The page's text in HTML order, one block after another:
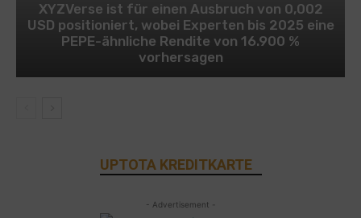
XYZVerse ist für einen Ausbruch von 0,002
USD positioniert, wobei Experten bis 2025 eine
PEPE-ähnliche Rendite von 16.900 %
vorhersagen
UPTOTA KREDITKARTE
- Advertisement -